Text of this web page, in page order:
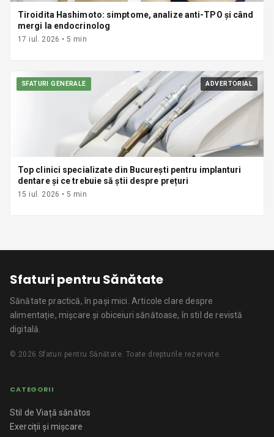
Tiroidita Hashimoto: simptome, analize anti-TPO și când
mergi la endocrinolog
17 iul. 2026 •5 min
SFATURI GENERALE ADVERTORIAL
Top clinici specializate din București pentru implanturi
dentare și ce trebuie să știi despre prețuri
15 iul. 2026 •5 min
Sfaturi pentru Sănătate
Sănătate practică, în pași mici. Articole clare despre
alimentație, mișcare și obiceiuri sănătoase, în stil de revistă
digitală.
© 2026 Sfaturi pentru Sănătate . Toate drepturile rezervate.
CATEGORII
Stil de Viață sănătos
Exerciții și mișcare